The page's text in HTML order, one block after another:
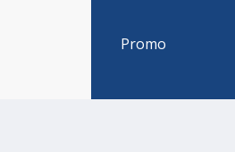
Promo